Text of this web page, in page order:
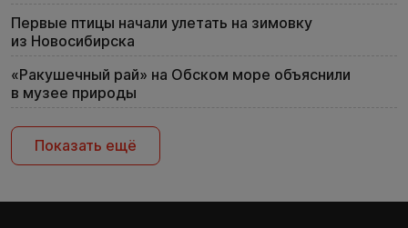
Первые птицы начали улетать на зимовку
из Новосибирска
«Ракушечный рай» на Обском море объяснили
в музее природы
Показать ещё